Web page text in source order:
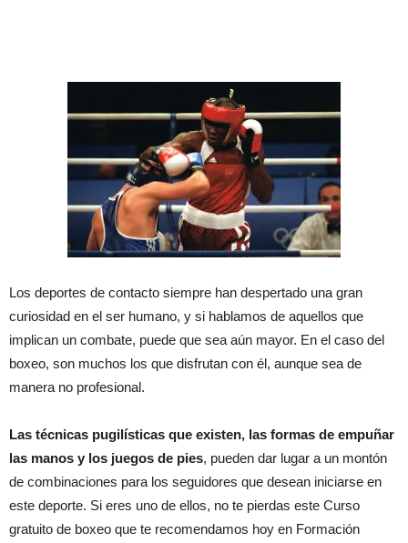
Los deportes de contacto siempre han despertado una gran
curiosidad en el ser humano, y si hablamos de aquellos que
implican un combate, puede que sea aún mayor. En el caso del
boxeo, son muchos los que disfrutan con él, aunque sea de
manera no profesional.
Las técnicas pugilísticas que existen, las formas de empuñar
las manos y los juegos de pies, pueden dar lugar a un montón
de combinaciones para los seguidores que desean iniciarse en
este deporte. Si eres uno de ellos, no te pierdas este Curso
gratuito de boxeo que te recomendamos hoy en Formación